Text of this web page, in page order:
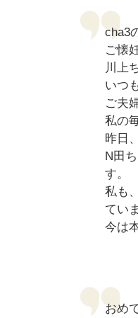
cha3
ご懐
川上
いつ
ご夫
私の
昨日
N田
す。
私も
てい
今は
おめ